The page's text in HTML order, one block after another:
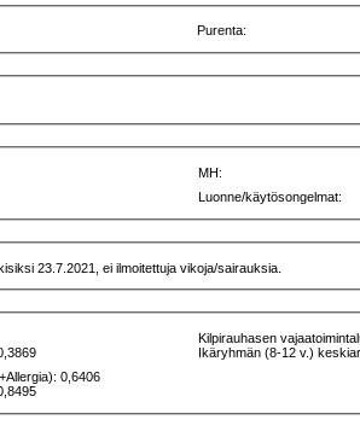
Purenta:
MH:
Luonne/käytösongelmat:
23.7.2021, ei ilmoitettuja vikoja/sairauksia.
Kilpirauhasen
Ikäryhmän (8-12 v.)
0,6406